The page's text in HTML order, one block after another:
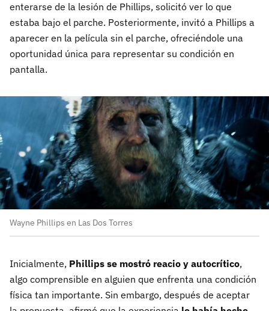
enterarse de la lesión de Phillips, solicitó ver lo que
estaba bajo el parche. Posteriormente, invitó a Phillips a
aparecer en la película sin el parche, ofreciéndole una
oportunidad única para representar su condición en
pantalla.
Wayne Phillips en Las Dos Torres
Inicialmente, Phillips se mostró reacio y autocrítico,
algo comprensible en alguien que enfrenta una condición
física tan importante. Sin embargo, después de aceptar